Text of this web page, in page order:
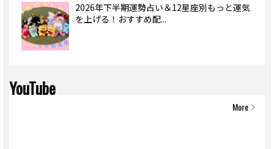
2026年下半期運勢占い＆12星座別もっと運気
を上げる！おすすめ配...
YouTube
More